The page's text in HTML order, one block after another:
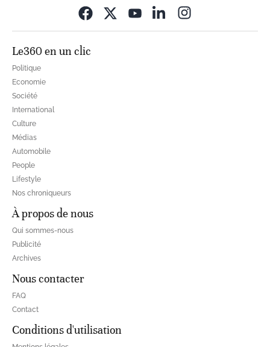
Le360 en un clic
Politique
Economie
Société
International
Culture
Médias
Automobile
People
Lifestyle
Nos chroniqueurs
À propos de nous
Qui sommes-nous
Publicité
Archives
Nous contacter
FAQ
Contact
Conditions d'utilisation